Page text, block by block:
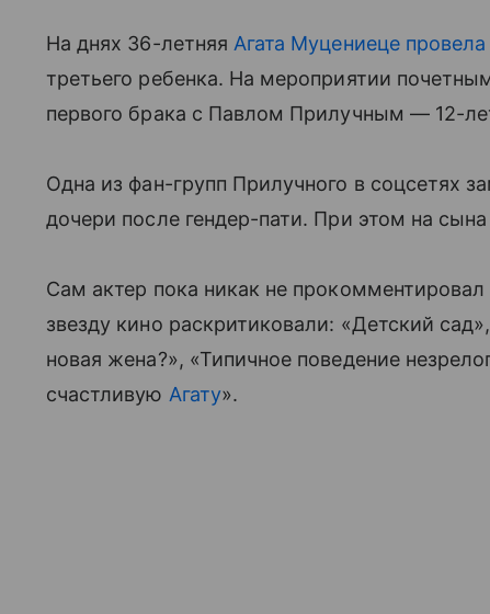
На днях 36-летняя Агата Муцениеце
третьего ребенка. На мероприятии
первого брака с Павлом Прилучным — 12-
Одна из фан-групп Прилучного в соцсетях
дочери после гендер-пати. При этом на
Сам актер пока никак не
звезду кино раскритиковали: «Детский
новая жена?», «Типичное поведение
счастливую Агату».